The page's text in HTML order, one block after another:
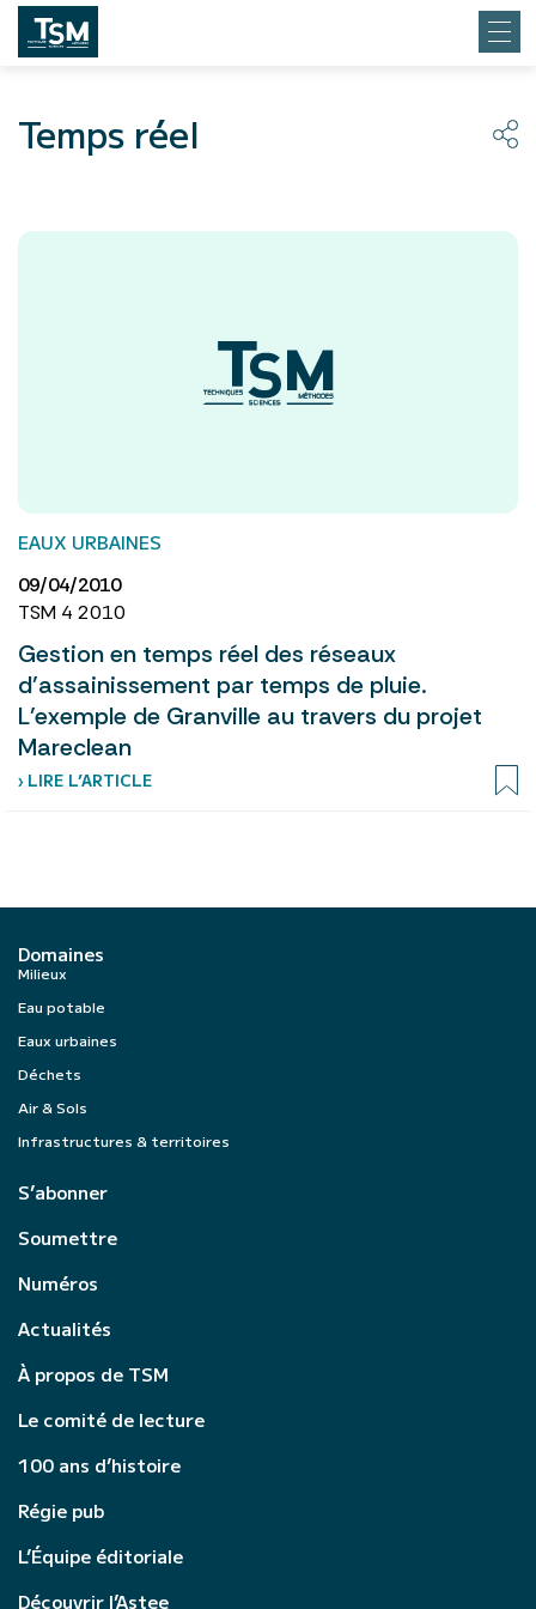
Temps réel
EAUX URBAINES
09/04/2010
TSM 4 2010
Gestion en temps réel des réseaux
d’assainissement par temps de pluie.
L’exemple de Granville au travers du projet
Mareclean
› LIRE L’ARTICLE
Domaines
Milieux
Eau potable
Eaux urbaines
Déchets
Air & Sols
Infrastructures & territoires
S’abonner
Soumettre
Numéros
Actualités
À propos de TSM
Le comité de lecture
100 ans d’histoire
Régie pub
L’Équipe éditoriale
Découvrir l’Astee